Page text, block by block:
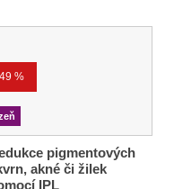
%
pigmentových
akné či žilek
IPL